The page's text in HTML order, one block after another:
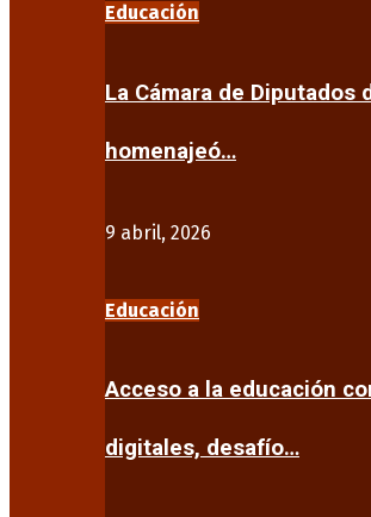
Educación
La Cámara de Diputados
homenajeó…
9 abril, 2026
Educación
Acceso a la educación
digitales, desafío…